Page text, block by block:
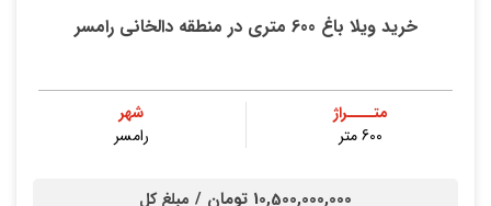
خرید ویلا باغ 600 متری در منطقه دالخانی رامسر
متــــراژ
600 متر
شهر
رامسر
10,500,000,000 تومان / مبلغ کل